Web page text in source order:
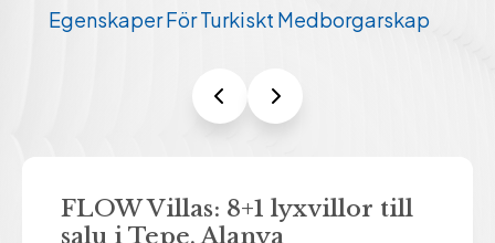
Egenskaper För Turkiskt Medborgarskap
Ada Villas: Möblerad lyxvilla
med 6+1 rum till salu i